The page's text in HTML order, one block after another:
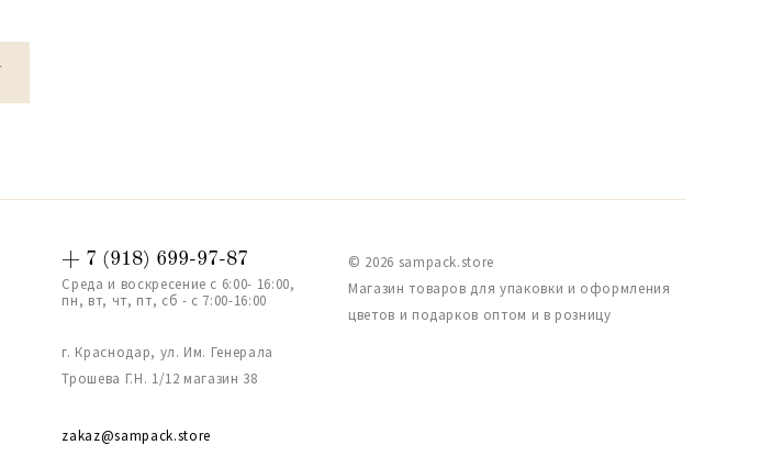
+ 7 (918) 699-97-87
Среда и воскресение с 6:00- 16:00,
пн, вт, чт, пт, сб - с 7:00-16:00
г. Краснодар, ул. Им. Генерала
Трошева Г.Н. 1/12 магазин 38
zakaz@sampack.store
© 2026 sampack.store
Магазин товаров для упаковки и оформления
цветов и подарков оптом и в розницу